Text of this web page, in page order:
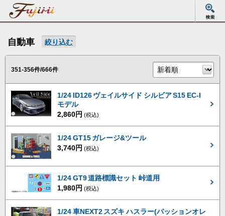
自動車 絞り込む
351-356件/666件
1/24 ID126 ヴェイルサイド シルビア S15 EC-I
モデル
2,860円 (税込)
1/24 GT15 ガレージ&ツール
3,740円 (税込)
1/24 GT9 道路標識セット 峠道用
1,980円 (税込)
1/24 車NEXT2 スズキ ハスラー(パッションオレ